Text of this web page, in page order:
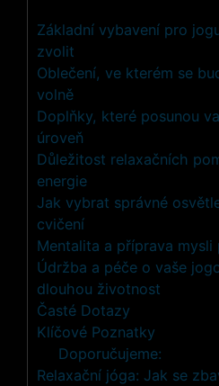
Základní vybavení pro
zvolit
Oblečení, ve kterém se
volně
Doplňky, které posunou
úroveň
Důležitost relaxačních
energie
Jak vybrat správné
cvičení
Mentalita a příprava
Údržba a péče o vaše
dlouhou životnost
Časté Dotazy
Klíčové Poznatky
Doporučujeme:
Relaxační jóga: Jak se